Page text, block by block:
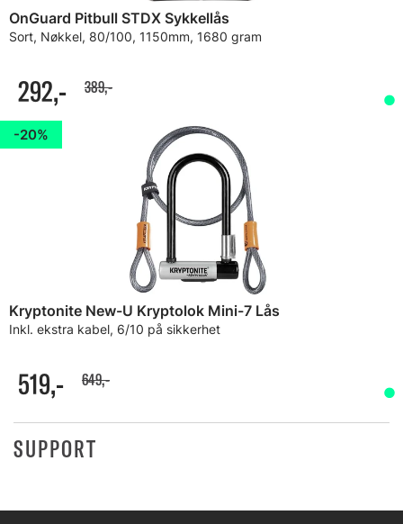
OnGuard Pitbull STDX Sykkellås
Sort, Nøkkel, 80/100, 1150mm, 1680 gram
292,- 389,-
20%
Kryptonite New-U Kryptolok Mini-7 Lås
Inkl. ekstra kabel, 6/10 på sikkerhet
519,- 649,-
SUPPORT